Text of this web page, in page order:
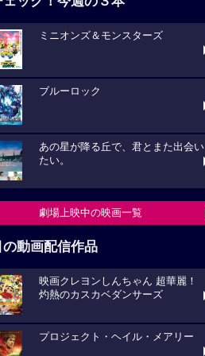
ミニオンズ＆モンスターズ
ブルーロック
あの星が降る丘で、君とまた出会い
たい。
劇場上映中の映画一覧
の動画配信作品
映画クレヨンしんちゃん 超華麗！
灼熱のカスカベダンサーズ
プロジェクト・ヘイル・メアリー